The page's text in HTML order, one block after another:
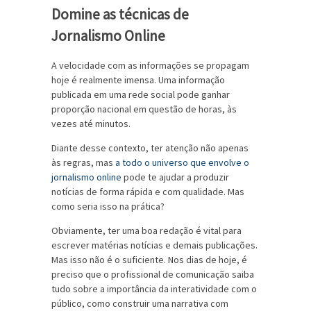
Domine as técnicas de
Jornalismo Online
A velocidade com as informações se propagam
hoje é realmente imensa. Uma informação
publicada em uma rede social pode ganhar
proporção nacional em questão de horas, às
vezes até minutos.
Diante desse contexto, ter atenção não apenas
às regras, mas a todo o universo que envolve o
jornalismo online pode te ajudar a produzir
notícias de forma rápida e com qualidade. Mas
como seria isso na prática?
Obviamente, ter uma boa redação é vital para
escrever matérias notícias e demais publicações.
Mas isso não é o suficiente. Nos dias de hoje, é
preciso que o profissional de comunicação saiba
tudo sobre a importância da interatividade com o
público, como construir uma narrativa com